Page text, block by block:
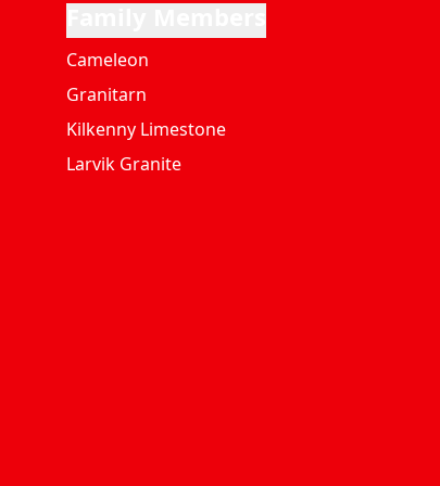
Cameleon
Granitarn
Kilkenny Limestone
Larvik Granite